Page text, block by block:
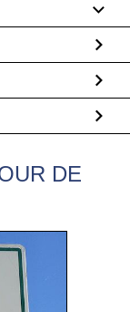
DE